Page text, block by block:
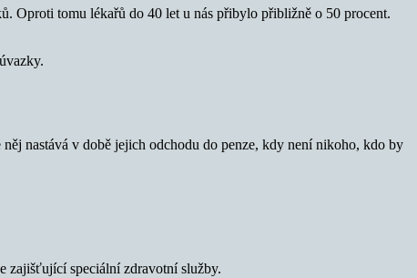
Oproti tomu lékařů do 40 let u nás přibylo přibližně o 50 procent.
nastává v době jejich odchodu do penze, kdy není nikoho, kdo by
zajišťující speciální zdravotní služby.